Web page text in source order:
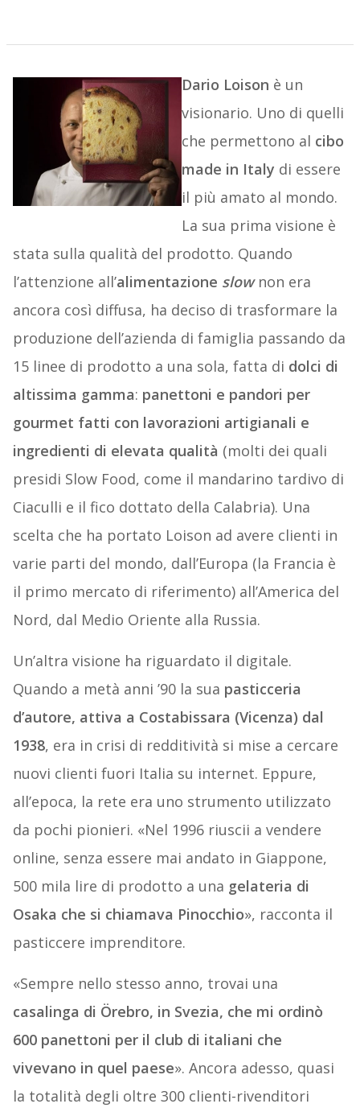
Dario Loison è un
visionario. Uno di quelli
che permettono al cibo
made in Italy di essere
il più amato al mondo.
La sua prima visione è
stata sulla qualità del prodotto. Quando
l’attenzione all’alimentazione slownon era
ancora così diffusa, ha deciso di trasformare la
produzione dell’azienda di famiglia passando da
15 linee di prodotto a una sola, fatta di dolci di
altissima gamma: panettoni e pandori per
gourmet fatti con lavorazioni artigianali e
ingredienti di elevata qualità (molti dei quali
presidi Slow Food, come il mandarino tardivo di
Ciaculli e il fico dottato della Calabria). Una
scelta che ha portato Loison ad avere clienti in
varie parti del mondo, dall’Europa (la Francia è
il primo mercato di riferimento) all’America del
Nord, dal Medio Oriente alla Russia.
Un’altra visione ha riguardato il digitale.
Quando a metà anni ’90 la sua pasticceria
d’autore, attiva a Costabissara (Vicenza) dal
1938, era in crisi di redditività si mise a cercare
nuovi clienti fuori Italia su internet. Eppure,
all’epoca, la rete era uno strumento utilizzato
da pochi pionieri. «Nel 1996 riuscii a vendere
online, senza essere mai andato in Giappone,
500 mila lire di prodotto a una gelateria di
Osaka che si chiamava Pinocchio», racconta il
pasticcere imprenditore.
«Sempre nello stesso anno, trovai una
casalinga di Örebro, in Svezia, che mi ordinò
600 panettoni per il club di italiani che
vivevano in quel paese». Ancora adesso, quasi
la totalità degli oltre 300 clienti-rivenditori